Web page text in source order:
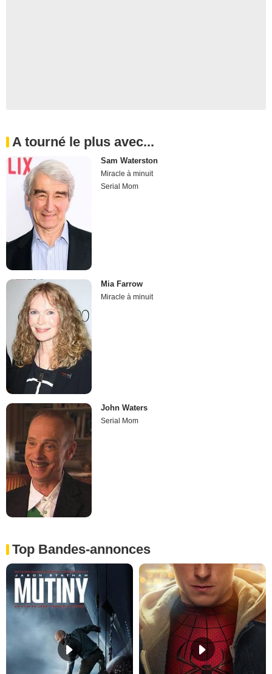
A tourné le plus avec...
Sam Waterston
Miracle à minuit
Serial Mom
Mia Farrow
Miracle à minuit
John Waters
Serial Mom
Top Bandes-annonces